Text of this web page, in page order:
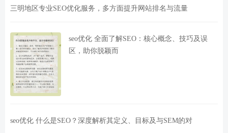
三明地区专业SEO优化服务，多方面提升网站排名与流量
seo优化 全面了解SEO：核心概念、技巧及误
区，助你脱颖而
seo优化 什么是SEO？深度解析其定义、目标及与SEM的对